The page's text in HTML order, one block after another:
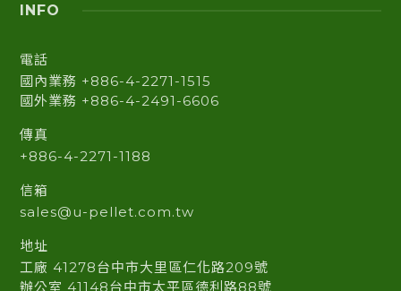
INFO
電話
國內業務 +886-4-2271-1515
國外業務 +886-4-2491-6606
傳真
+886-4-2271-1188
信箱
sales@u-pellet.com.tw
地址
工廠 41278台中市大里區仁化路209號
辦公室 41148台中市太平區德利路88號